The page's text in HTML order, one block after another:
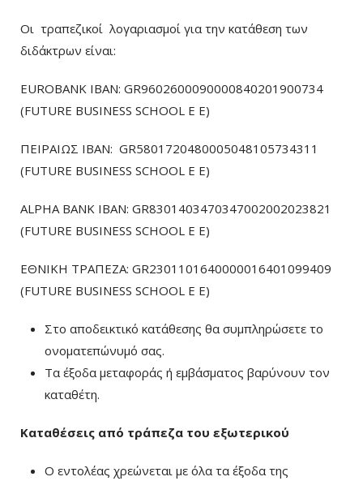
Οι τραπεζικοί λογαριασμοί για την κατάθεση των
διδάκτρων είναι:
EUROBANK IBAN: GR9602600090000840201900734
(FUTURE BUSINESS SCHOOL E E)
ΠΕΙΡΑΙΩΣ ΙΒΑΝ: GR5801720480005048105734311
(FUTURE BUSINESS SCHOOL E E)
ALPHA BANK IBAN: GR8301403470347002002023821
(FUTURE BUSINESS SCHOOL E E)
ΕΘΝΙΚΗ ΤΡΑΠΕΖΑ: GR2301101640000016401099409
(FUTURE BUSINESS SCHOOL E E)
Στο αποδεικτικό κατάθεσης θα συμπληρώσετε το
ονοματεπώνυμό σας.
Τα έξοδα μεταφοράς ή εμβάσματος βαρύνουν τον
καταθέτη.
Καταθέσεις από τράπεζα του εξωτερικού
Ο εντολέας χρεώνεται με όλα τα έξοδα της